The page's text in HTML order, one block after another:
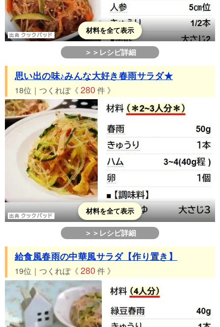
材料を全て表示
＞＞レシピ詳細
思い出の味♪みんな大好き春雨サラダ★
18位｜つくれぽ《 280 件 》
材料を全て表示
＞＞レシピ詳細
給食風春雨の中華風サラダ【作り置き】
19位｜つくれぽ《 280 件 》